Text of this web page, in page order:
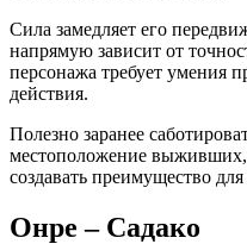
Сила замедляет его
напрямую зависит от
персонажа требует умения
действия.
Полезно заранее
местоположение выживших,
создавать преимущество
Онре – Садако